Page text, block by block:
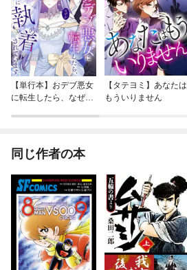
【単行本】おデブ悪女
に転生したら、なぜか
【タテヨミ】あなたは
もういりません
同じ作者の本